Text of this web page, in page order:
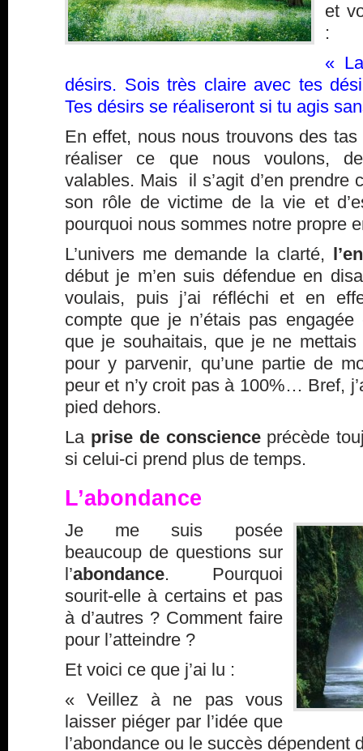
et
:
«
désirs. Sois très claire avec tes
Tes désirs se réaliseront si tu agis
En effet, nous nous trouvons des tas
réaliser ce que nous voulons,
valables. Mais il s’agit d’en prendre
son rôle de victime de la vie et
pourquoi nous sommes notre propre
L’univers me demande la clarté,
début je m’en suis défendue en
voulais, puis j’ai réfléchi et en
compte que je n’étais pas
que je souhaitais, que je ne
pour y parvenir, qu’une partie de
peur et n’y croit pas à 100%… Bref,
pied dehors.
La prise de conscienceprécède
si celui-ci prend plus de temps.
L’abondance
Je me suis posée
beaucoup de questions sur
l’abondance. Pourquoi
sourit-elle à certains et pas
à d’autres ? Comment faire
pour l’atteindre ?
Et voici ce que j’ai lu :
« Veillez à ne pas vous
laisser piéger par l’idée que
l’abondance ou le succès dépendent